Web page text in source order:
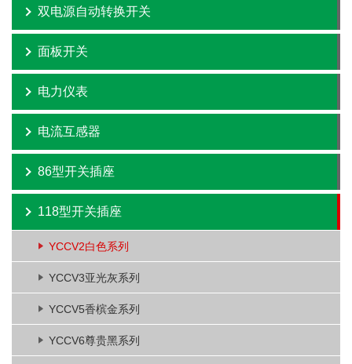
双电源自动转换开关
面板开关
电力仪表
电流互感器
86型开关插座
118型开关插座
YCCV2白色系列
YCCV3亚光灰系列
YCCV5香槟金系列
YCCV6尊贵黑系列